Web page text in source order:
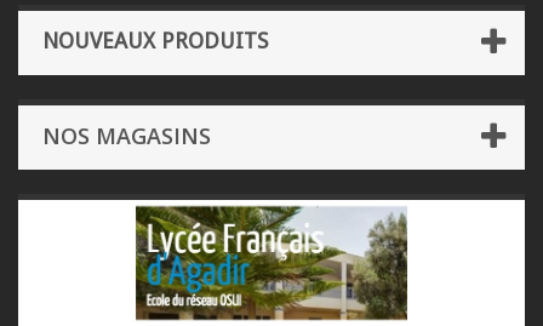
NOUVEAUX PRODUITS
NOS MAGASINS